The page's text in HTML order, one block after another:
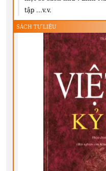
tập ...v.v.
SÁCH TƯ LIỆU